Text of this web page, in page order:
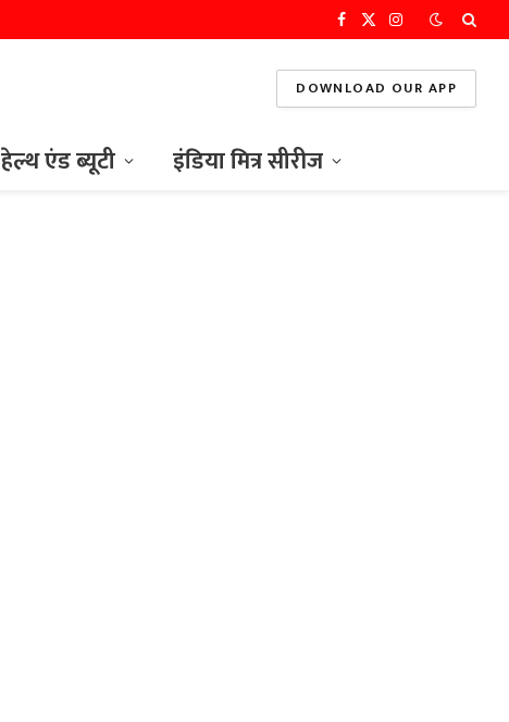
Facebook
X
Instagram
DOWNLOAD OUR APP
हेल्थ एंड ब्यूटी इंडिया मित्र सीरीज